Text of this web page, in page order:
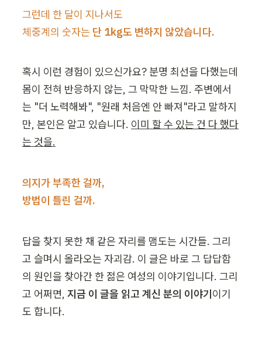
그런데 한 달이 지나서도
체중계의 숫자는 단 1kg도 변하지 않았습니다.
혹시 이런 경험이 있으신가요? 분명 최선을 다했는데
몸이 전혀 반응하지 않는, 그 막막한 느낌. 주변에서
는 "더 노력해봐", "원래 처음엔 안 빠져"라고 말하지
만, 본인은 알고 있습니다. 이미 할 수 있는 건 다 했다
는 것을.
의지가 부족한 걸까,
방법이 틀린 걸까.
답을 찾지 못한 채 같은 자리를 맴도는 시간들. 그리
고 슬며시 올라오는 자괴감. 이 글은 바로 그 답답함
의 원인을 찾아간 한 젊은 여성의 이야기입니다. 그리
고 어쩌면, 지금 이 글을 읽고 계신 분의 이야기이기
도 합니다.